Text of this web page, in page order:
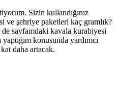
Sizin kullandığınız
ve şehriye paketleri kaç gramlık?
sayfamdaki kavala kurabiyesi
konusunda yardımcı
daha artacak.